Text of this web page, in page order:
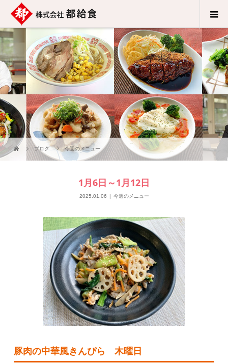
ブログ 今週のメニュー
1月6日～1月12日
2025.01.06 今週のメニュー
豚肉の中華風きんぴら 木曜日